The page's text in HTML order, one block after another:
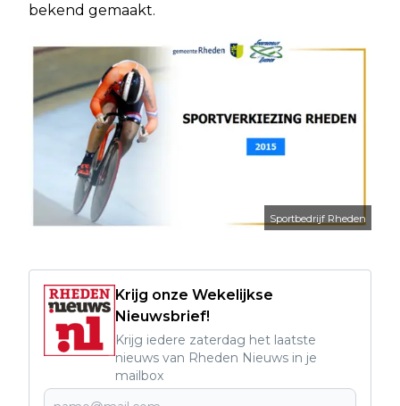
bekend gemaakt.
Sportbedrijf Rheden
Krijg onze Wekelijkse
Nieuwsbrief!
Krijg iedere zaterdag het laatste
nieuws van Rheden Nieuws in je
mailbox